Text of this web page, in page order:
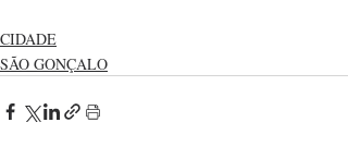
CIDADE
SÃO GONÇALO